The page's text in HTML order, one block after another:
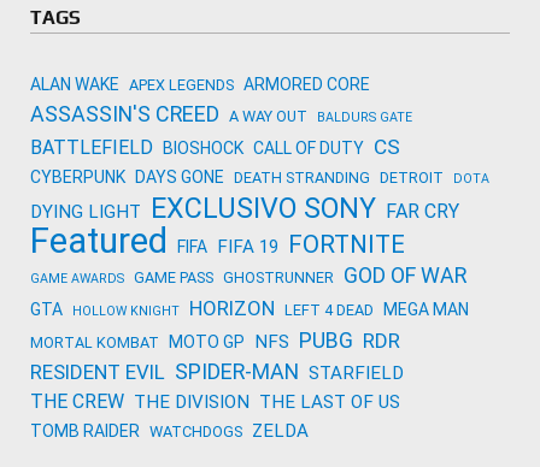
TAGS
ALAN WAKE APEX LEGENDS ARMORED CORE
ASSASSIN'S CREED A WAY OUT BALDURS GATE
BATTLEFIELD BIOSHOCK CALL OF DUTY CS
CYBERPUNK DAYS GONE DEATH STRANDING DETROIT DOTA
DYING LIGHT EXCLUSIVO SONY FAR CRY
Featured FIFA FIFA 19 FORTNITE
GAME AWARDS GAME PASS GHOSTRUNNER GOD OF WAR
GTA HOLLOW KNIGHT HORIZON LEFT 4 DEAD MEGA MAN
MORTAL KOMBAT MOTO GP NFS PUBG RDR
RESIDENT EVIL SPIDER-MAN STARFIELD
THE CREW THE DIVISION THE LAST OF US
TOMB RAIDER WATCHDOGS ZELDA